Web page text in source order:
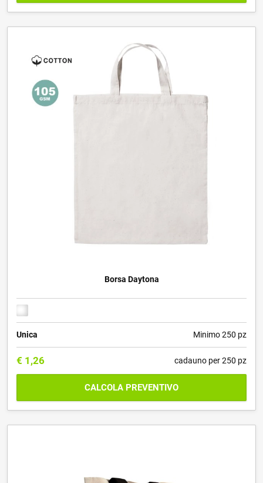
Borsa Daytona
Unica Minimo 250 pz
€ 1,26 cadauno per 250 pz
CALCOLA PREVENTIVO